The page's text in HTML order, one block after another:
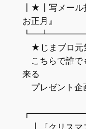
┃★┃写メール
お正月』
★じまブロ元
こちらで誰で
来る
プレゼント企
┃『クリスマ